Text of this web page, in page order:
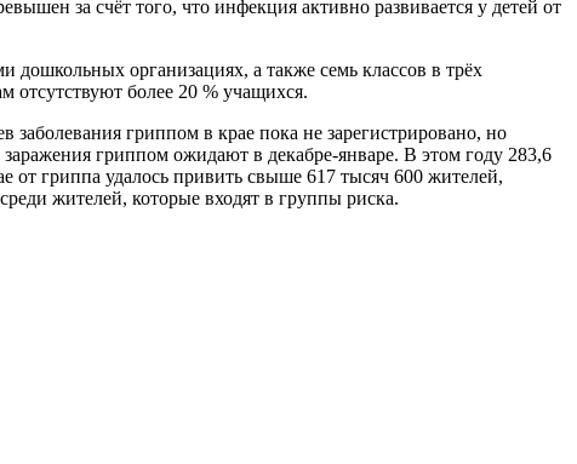
более 20 % учащихся.
гриппом ожидают в декабре-январе. В этом году 283,6
гриппа удалось привить свыше 617 тысяч 600 жителей,
жителей, которые входят в группы риска.